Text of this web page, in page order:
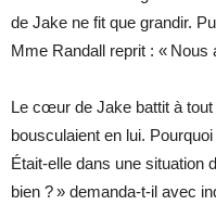
de Jake ne fit que grandir.
Mme Randall reprit : « Nous
Le cœur de Jake battit à
bousculaient en lui.
Était-elle dans une situation
bien ? » demanda-t-il avec